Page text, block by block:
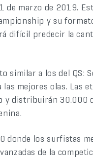
de marzo de 2019.
y su
difícil predecir la
similar a los del QS:
mejores olas. Las
y distribuirán 30.000
donde los surfistas
de la